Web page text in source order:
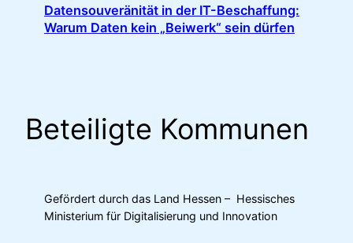
Datensouveränität in der IT-Beschaffung:
Warum Daten kein „Beiwerk“ sein dürfen
Beteiligte Kommunen
Gefördert durch das Land Hessen – Hessisches
Ministerium für Digitalisierung und Innovation